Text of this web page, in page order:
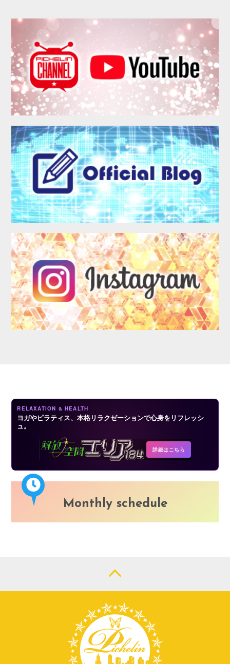
RELAXATION & HEALTH
ヨガやピラティス、本格リラクゼーションで心身をリフレッシ
ュ。
詳細はこちら
Monthly schedule